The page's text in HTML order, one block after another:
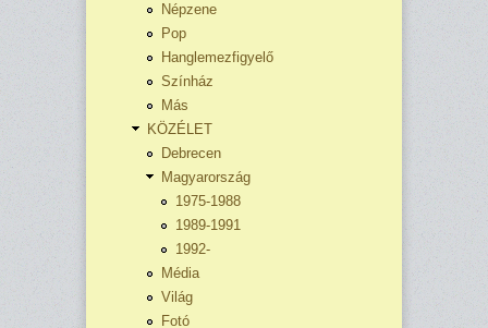
Népzene
Pop
Hanglemezfigyelő
Színház
Más
KÖZÉLET
Debrecen
Magyarország
1975-1988
1989-1991
1992-
Média
Világ
Fotó